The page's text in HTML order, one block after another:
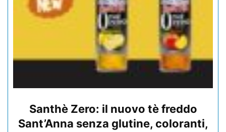
Santhè Zero: il nuovo tè freddo
Sant’Anna senza glutine, coloranti,